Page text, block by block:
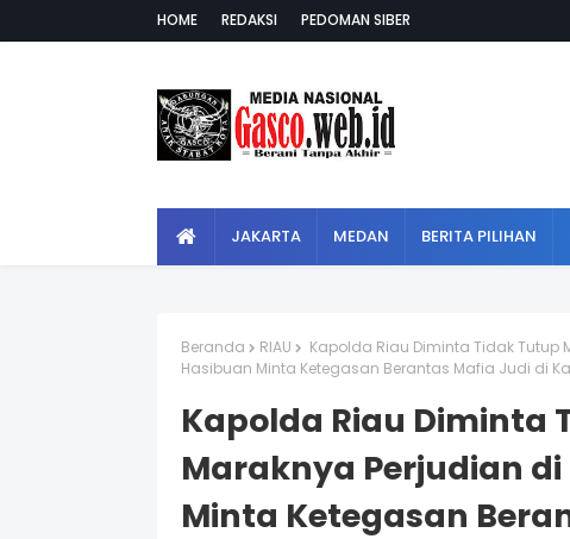
HOME REDAKSI PEDOMAN SIBER
JAKARTA MEDAN BERITA PILIHAN
Beranda RIAU
Kapolda Riau Diminta Tidak Tutup
Hasibuan Minta Ketegasan Berantas Mafia Judi di
Kapolda Riau Diminta
Maraknya Perjudian
Minta Ketegasan